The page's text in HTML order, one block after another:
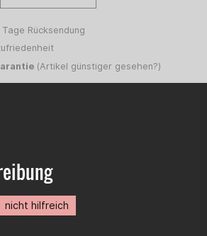
Tage Rücksendung
(Artikel günstiger gesehen?)
nicht hilfreich